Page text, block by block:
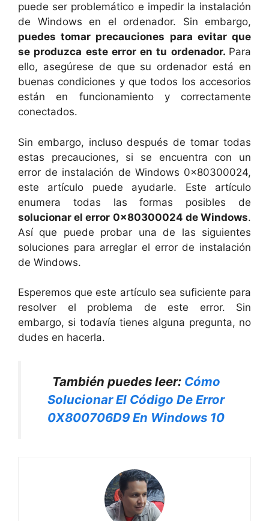
puede ser problemático e impedir la instalación
de Windows en el ordenador. Sin embargo,
puedes tomar precauciones para evitar que
se produzca este error en tu ordenador. Para
ello, asegúrese de que su ordenador está en
buenas condiciones y que todos los accesorios
están en funcionamiento y correctamente
conectados.
Sin embargo, incluso después de tomar todas
estas precauciones, si se encuentra con un
error de instalación de Windows 0x80300024,
este artículo puede ayudarle. Este artículo
enumera todas las formas posibles de
solucionar el error 0x80300024 de Windows.
Así que puede probar una de las siguientes
soluciones para arreglar el error de instalación
de Windows.
Esperemos que este artículo sea suficiente para
resolver el problema de este error. Sin
embargo, si todavía tienes alguna pregunta, no
dudes en hacerla.
También puedes leer: Cómo
Solucionar El Código De Error
0X800706D9 En Windows 10